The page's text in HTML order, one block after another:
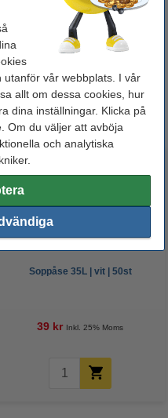
vår webbplats. I vår
allt om dessa cookies, hur
dina inställningar. Klicka på
Om du väljer att avböja
och analytiska
| svart | 100st |
Soppåse 35L | vit | 50st
39 kr Inkl. 25% Moms